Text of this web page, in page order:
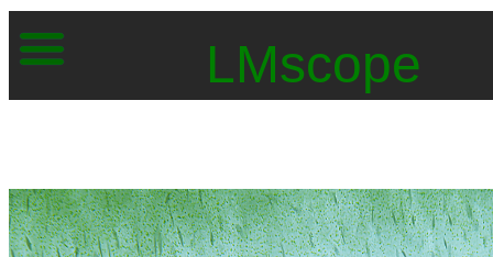
LMscope